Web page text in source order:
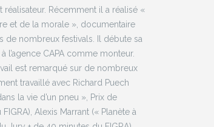
réalisateur. Récemment il a réalisé «
et de la morale », documentaire
de nombreux festivals. Il débute sa
l’agence CAPA comme monteur.
est remarqué sur de nombreux
travaillé avec Richard Puech
la vie d’un pneu », Prix de
FIGRA), Alexis Marrant (« Planète à